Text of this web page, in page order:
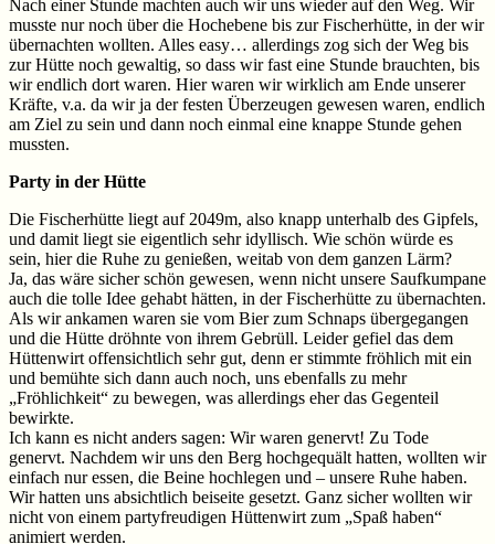
Nach einer Stunde machten auch wir uns wieder auf den Weg. Wir
musste nur noch über die Hochebene bis zur Fischerhütte, in der wir
übernachten wollten. Alles easy… allerdings zog sich der Weg bis
zur Hütte noch gewaltig, so dass wir fast eine Stunde brauchten, bis
wir endlich dort waren. Hier waren wir wirklich am Ende unserer
Kräfte, v.a. da wir ja der festen Überzeugen gewesen waren, endlich
am Ziel zu sein und dann noch einmal eine knappe Stunde gehen
mussten.
Party in der Hütte
Die Fischerhütte liegt auf 2049m, also knapp unterhalb des Gipfels,
und damit liegt sie eigentlich sehr idyllisch. Wie schön würde es
sein, hier die Ruhe zu genießen, weitab von dem ganzen Lärm?
Ja, das wäre sicher schön gewesen, wenn nicht unsere Saufkumpane
auch die tolle Idee gehabt hätten, in der Fischerhütte zu übernachten.
Als wir ankamen waren sie vom Bier zum Schnaps übergegangen
und die Hütte dröhnte von ihrem Gebrüll. Leider gefiel das dem
Hüttenwirt offensichtlich sehr gut, denn er stimmte fröhlich mit ein
und bemühte sich dann auch noch, uns ebenfalls zu mehr
„Fröhlichkeit“ zu bewegen, was allerdings eher das Gegenteil
bewirkte.
Ich kann es nicht anders sagen: Wir waren genervt! Zu Tode
genervt. Nachdem wir uns den Berg hochgequält hatten, wollten wir
einfach nur essen, die Beine hochlegen und – unsere Ruhe haben.
Wir hatten uns absichtlich beiseite gesetzt. Ganz sicher wollten wir
nicht von einem partyfreudigen Hüttenwirt zum „Spaß haben“
animiert werden.